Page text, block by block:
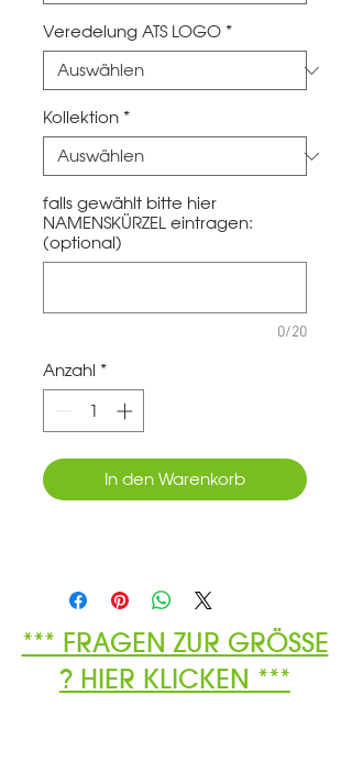
Veredelung ATS LOGO *
Kollektion *
falls gewählt bitte hier
NAMENSKÜRZEL eintragen:
(optional)
0/20
Anzahl *
In den Warenkorb
*** FRAGEN ZUR GRÖSSE
? HIER KLICKEN ***